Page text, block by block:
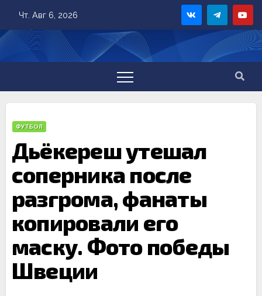
content
Чт. Авг 6, 2026
ФУТБОЛ
Дьёкереш утешал
соперника после
разгрома, фанаты
копировали его
маску. Фото победы
Швеции